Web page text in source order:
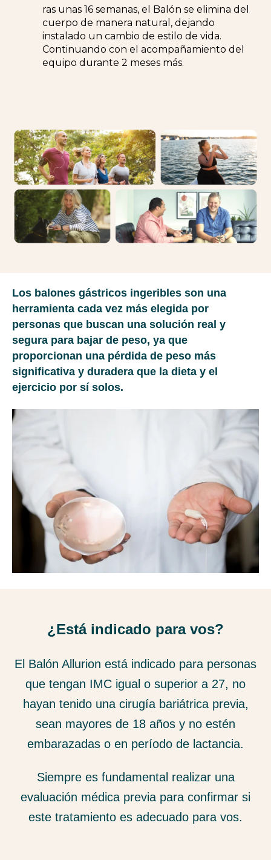
ras unas 16 semanas, el Balón se elimina del
cuerpo de manera natural, dejando
instalado un cambio de estilo de vida.
Continuando con el acompañamiento del
equipo durante 2 meses más.
Los balones gástricos ingeribles son una
herramienta cada vez más elegida por
personas que buscan una solución real y
segura para bajar de peso, ya que
proporcionan una pérdida de peso más
significativa y duradera que la dieta y el
ejercicio por sí solos.
¿Está indicado para vos?
El Balón Allurion está indicado para personas
que tengan IMC igual o superior a 27, no
hayan tenido una cirugía bariátrica previa,
sean mayores de 18 años y no estén
embarazadas o en período de lactancia.
Siempre es fundamental realizar una
evaluación médica previa para confirmar si
este tratamiento es adecuado para vos.